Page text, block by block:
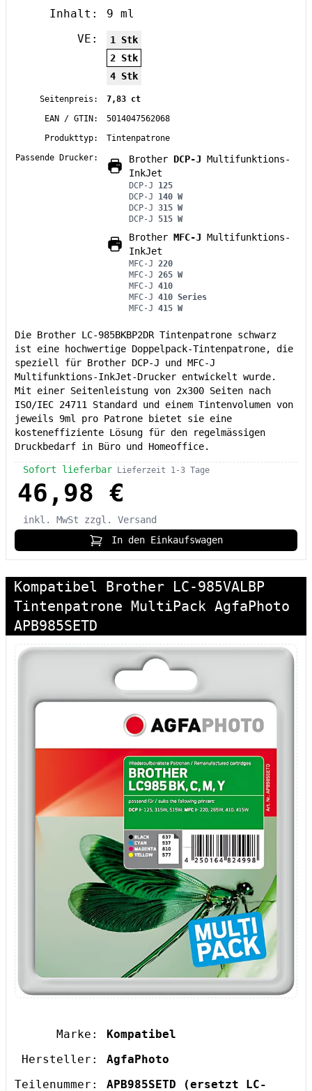
Inhalt:
9 ml
VE:
1 Stk
2 Stk
4 Stk
Seitenpreis:
7,83 ct
EAN / GTIN:
5014047562068
Produkttyp:
Tintenpatrone
Passende Drucker:
Brother DCP-J Multifunktions-
InkJet
DCP-J 125
DCP-J 140 W
DCP-J 315 W
DCP-J 515 W
Brother MFC-J Multifunktions-
InkJet
MFC-J 220
MFC-J 265 W
MFC-J 410
MFC-J 410 Series
MFC-J 415 W
Die Brother LC-985BKBP2DR Tintenpatrone schwarz
ist eine hochwertige Doppelpack-Tintenpatrone, die
speziell für Brother DCP-J und MFC-J
Multifunktions-InkJet-Drucker entwickelt wurde.
Mit einer Seitenleistung von 2x300 Seiten nach
ISO/IEC 24711 Standard und einem Tintenvolumen von
jeweils 9ml pro Patrone bietet sie eine
kosteneffiziente Lösung für den regelmässigen
Druckbedarf in Büro und Homeoffice.
Sofort lieferbar Lieferzeit 1-3 Tage
46,98 €
inkl. MwSt
zzgl. Versand
In den Einkaufswagen
Kompatibel Brother LC-985VALBP
Tintenpatrone MultiPack AgfaPhoto
APB985SETD
Marke:
Kompatibel
Hersteller:
AgfaPhoto
Teilenummer:
APB985SETD (ersetzt LC-